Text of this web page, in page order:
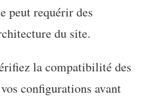
peut requérir des
du site.
la compatibilité des
configurations avant